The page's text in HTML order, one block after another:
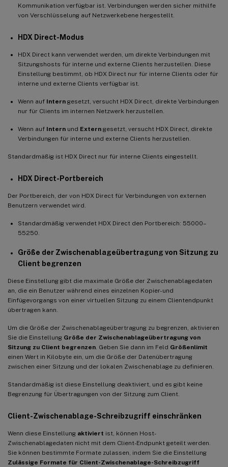
Kommunikation verfügbar ist. Verbindungen werden sicher mithilfe
von Verschlüsselung auf Netzwerkebene hergestellt.
HDX Direct-Modus
HDX Direct kann verwendet werden, um direkte Verbindungen mit
Sitzungshosts für interne und externe Clients herzustellen. Diese
Einstellung bestimmt, ob HDX Direct nur für interne Clients oder für
interne und externe Clients verfügbar ist.
Wenn auf Intern gesetzt, versucht HDX Direct, direkte Verbindungen
nur für Clients im internen Netzwerk herzustellen.
Wenn auf Intern und Extern gesetzt, versucht HDX Direct, direkte
Verbindungen für interne und externe Clients herzustellen.
Standardmäßig ist HDX Direct nur für interne Clients eingestellt.
HDX Direct-Portbereich
Der Portbereich, der von HDX Direct für Verbindungen von externen
Benutzern verwendet wird.
Standardmäßig verwendet HDX Direct den Portbereich: 55000–
55250.
Größe der Zwischenablageübertragung von Sitzung zu
Client begrenzen
Diese Einstellung gibt die maximale Größe der Zwischenablagedaten
an, die ein Benutzer während eines einzelnen Kopier- und
Einfügevorgangs von einer virtuellen Sitzung zu einem Clientendpunkt
übertragen kann.
Um die Größe der Zwischenablageübertragung zu begrenzen, aktivieren
Sie die Einstellung Größe der Zwischenablageübertragung von
Sitzung zu Client begrenzen . Geben Sie dann im Feld Größenlimit
einen Wert in Kilobyte ein, um die Größe der Datenübertragung
zwischen einer Sitzung und der lokalen Zwischenablage zu definieren.
Standardmäßig ist diese Einstellung deaktiviert, und es gibt keine
Begrenzung für Übertragungen von der Sitzung zum Client.
Client-Zwischenablage-Schreibzugriff einschränken
Wenn diese Einstellung aktiviert ist, können Host-
Zwischenablagedaten nicht mit dem Client-Endpunkt geteilt werden.
Sie können bestimmte Formate zulassen, indem Sie die Einstellung
Zulässige Formate für Client-Zwischenablage-Schreibzugriff